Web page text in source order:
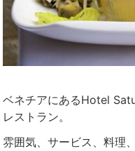
ベネチアにあるHotel
レストラン。
雰囲気、サービス、料理